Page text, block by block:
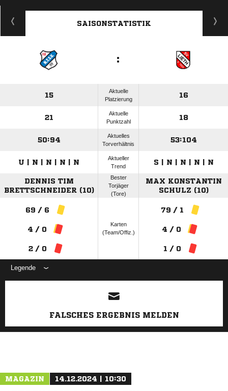
ANZEIGE
SAISONSTATISTIK
:
15
Aktuelle
Platzierung
16
21
Aktuelle
Punktzahl
18
50:94
Aktuelles
Torverhältnis
53:104
U | N | N | N | N
Aktueller
Trend
S | N | N | N | N
DENNIS TIM
BRETTSCHNEIDER (10)
Bester
Torjäger
(Tore)
MAX KONSTANTIN
SCHULZ (10)
69 / 6
4 / 0
2 / 0
Karten
(Team/Offiz.)
79 / 1
4 / 0
1 / 0
Legende
ANZEIGE
FALSCHES ERGEBNIS MELDEN
MAGAZIN 14.12.2024 | 10:30